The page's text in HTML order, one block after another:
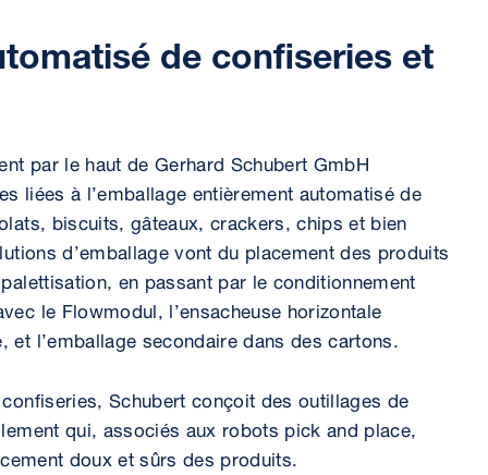
de confiseries et
par le haut de Gerhard Schubert GmbH
liées à l’emballage entièrement automatisé de
biscuits, gâteaux, crackers, chips et bien
d’emballage vont du placement des produits
en passant par le conditionnement
le Flowmodul, l’ensacheuse horizontale
et l’emballage secondaire dans des cartons.
Schubert conçoit des outillages de
qui, associés aux robots pick and place,
doux et sûrs des produits.